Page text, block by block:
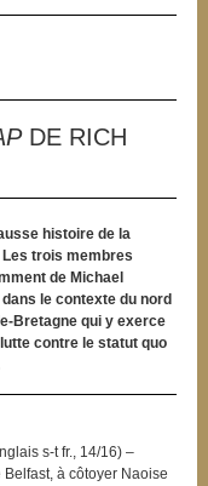
DE RICH
histoire de la
trois membres
de Michael
le contexte du nord
Bretagne qui y exerce
contre le statut quo
s-t fr., 14/16) –
à côtoyer Naoise